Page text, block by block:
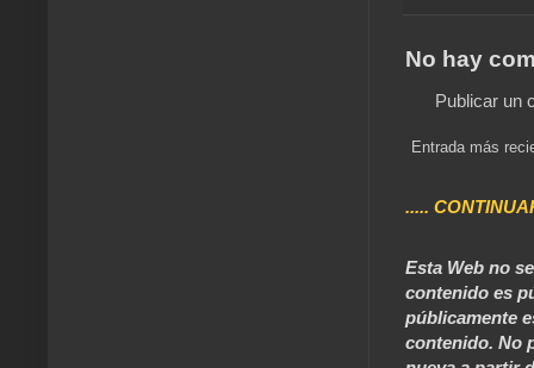
No hay
Publicar un
Entrada más
.....
Esta Web no
contenido es
públicamente
contenido. No